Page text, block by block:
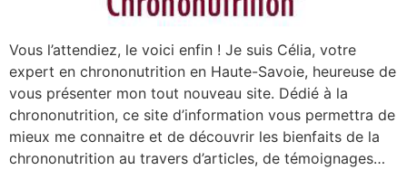
Vous l’attendiez, le voici enfin ! Je suis Célia, votre
expert en chrononutrition en Haute-Savoie, heureuse de
vous présenter mon tout nouveau site. Dédié à la
chrononutrition, ce site d’information vous permettra de
mieux me connaitre et de découvrir les bienfaits de la
chrononutrition au travers d’articles, de témoignages…